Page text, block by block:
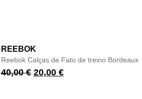
REEBOK
Reebok Calças de Fato de treino Bordeaux
40,00€ 20,00 €